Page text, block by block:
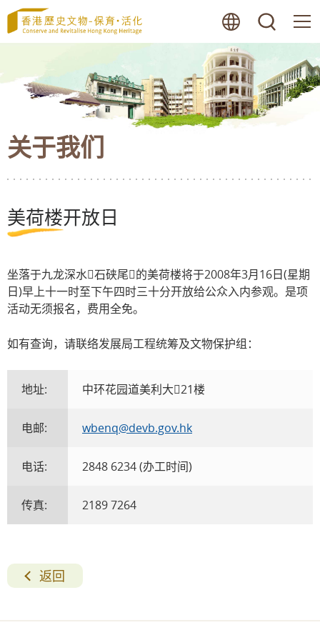
至
内
容
始
关于我们
美荷楼开放日
坐落于九龙深水石硖尾的美荷楼将于2008年3月16日(星期
日)早上十一时至下午四时三十分开放给公众入内参观。是项
活动无须报名，费用全免。
如有查询，请联络发展局工程统筹及文物保护组：
地址: 中环花园道美利大21楼
电邮: wbenq@devb.gov.hk
电话: 2848 6234 (办工时间)
传真: 2189 7264
返回